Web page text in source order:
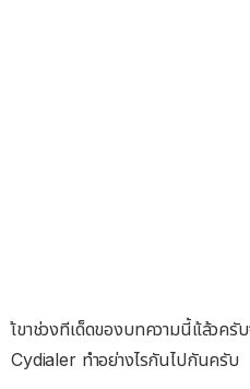
เ้ขาช่วงทีเด็ดของบทความนี้แ้ล้วครั
Cydialer ทำอย่างไรกันไปกันครับ